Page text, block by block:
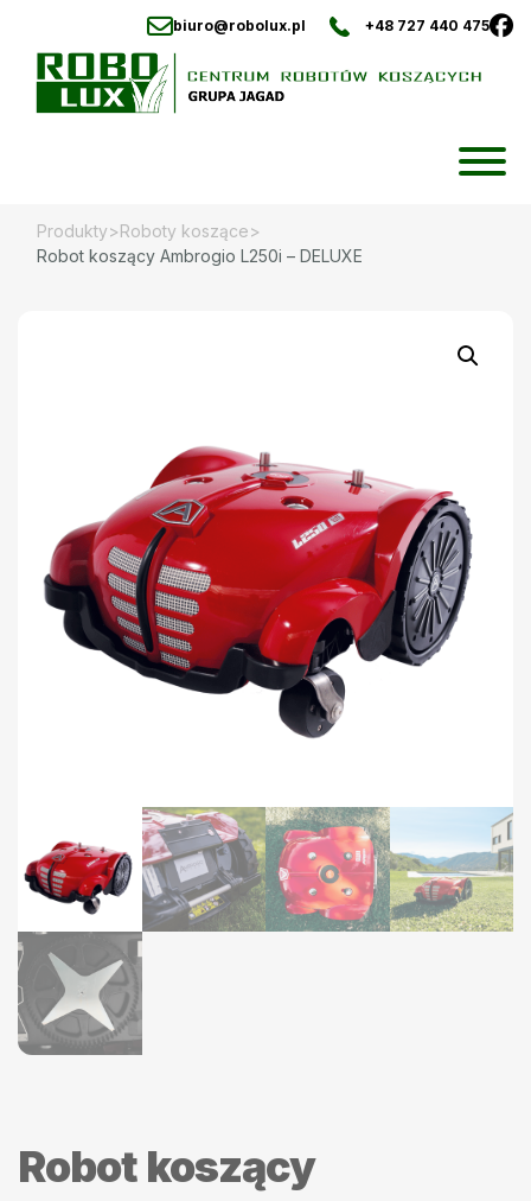
biuro@robolux.pl +48 727 440 475
Skip
Produkty>Roboty koszące>
Robot koszący Ambrogio L250i – DELUXE
Robot koszący